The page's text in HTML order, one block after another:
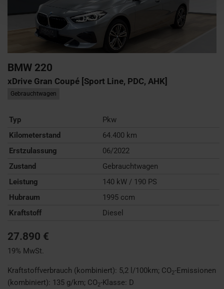
BMW 220
xDrive Gran Coupé [Sport Line, PDC, AHK]
Gebrauchtwagen
Typ
Pkw
Kilometerstand
64.400 km
Erstzulassung
06/2022
Zustand
Gebrauchtwagen
Leistung
140 kW / 190 PS
Hubraum
1995 ccm
Kraftstoff
Diesel
27.890 €
19% MwSt.
Kraftstoffverbrauch (kombiniert): 5,2 l/100km; CO2-Emissionen
(kombiniert): 135 g/km; CO2-Klasse: D